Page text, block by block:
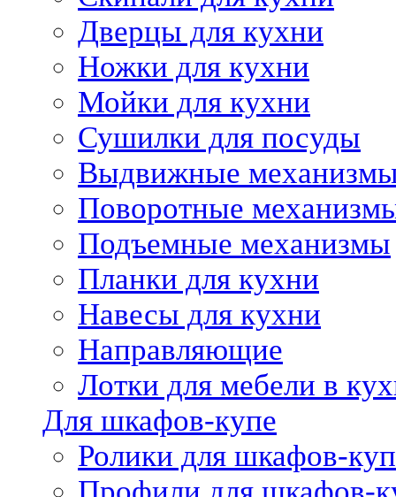
Дверцы для кухни
Ножки для кухни
Мойки для кухни
Сушилки для посуды
Выдвижные
Поворотные
Подъемные механизмы
Планки для кухни
Навесы для кухни
Направляющие
Лотки для мебели в
Для шкафов-купе
Ролики для шкафов-